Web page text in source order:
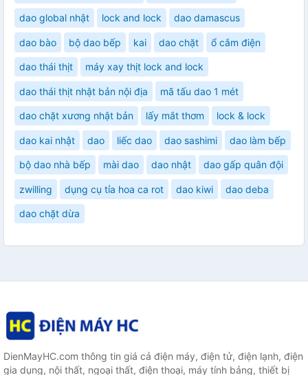
dao global nhật lock and lock dao damascus
dao bào bộ dao bếp kai dao chặt ổ cắm điện
dao thái thịt máy xay thịt lock and lock
dao thái thịt nhật bản nội địa mã tấu dao 1 mét
dao chặt xương nhật bản lấy mắt thơm lock & lock
dao kai nhật dao liếc dao dao sashimi dao làm bếp
bộ dao nhà bếp mài dao dao nhật dao gấp quân đội
zwilling dụng cụ tỉa hoa ca rot dao kiwi dao deba
dao chặt dừa
DienMayHC.com thông tin giá cả điện máy, điện tử, điện lạnh, điện
gia dụng, nội thất, ngoại thất, điện thoại, máy tính bảng, thiết bị